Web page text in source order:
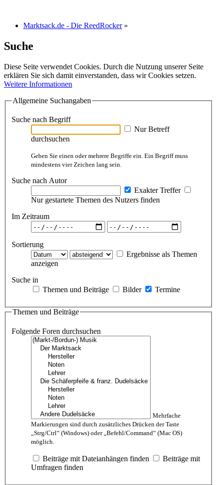
Marktsack.de - Die ReedRocker »
Suche
Diese Seite verwendet Cookies. Durch die Nutzung unserer Seite
erklären Sie sich damit einverstanden, dass wir Cookies setzen.
Weitere Informationen
Allgemeine Suchangaben
Suche nach Begriff
Nur Betreff
durchsuchen
Geben Sie einen oder mehrere Begriffe ein. Ein Begriff muss
mindestens vier Zeichen lang sein.
Suche nach Autor
Exakter Treffer
Nur gestartete Themen des Nutzers finden
Im Zeitraum
Sortierung
Ergebnisse als Themen
anzeigen
Suche in
Themen und Beiträge
Bilder Termine
Themen und Beiträge
Folgende Foren durchsuchen
Mehrfache
Markierungen sind durch zusätzliches Drücken der Taste
„Strg/Ctrl“ (Windows) oder „Befehl/Command“ (Mac OS)
möglich.
Beiträge mit Dateianhängen finden
Beiträge mit
Umfragen finden